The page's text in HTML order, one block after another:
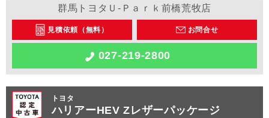
群馬トヨタＵ-Ｐａｒｋ前橋荒牧店
見積依頼（無料） お問合せ
027-219-2800
トヨタ
ハリアーHEV Zレザーパッケージ